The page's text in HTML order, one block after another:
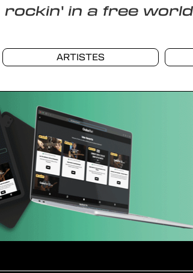
rockin' in a free world
ARTISTES